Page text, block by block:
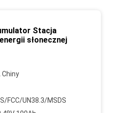
Stacja
słonecznej
Chiny
FCC/UN38.3/MSDS